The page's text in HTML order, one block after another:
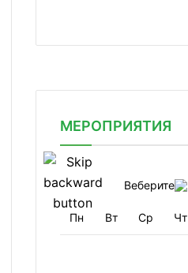
МЕРОПРИЯТИЯ
Веберите
Пн Вт Ср Чт